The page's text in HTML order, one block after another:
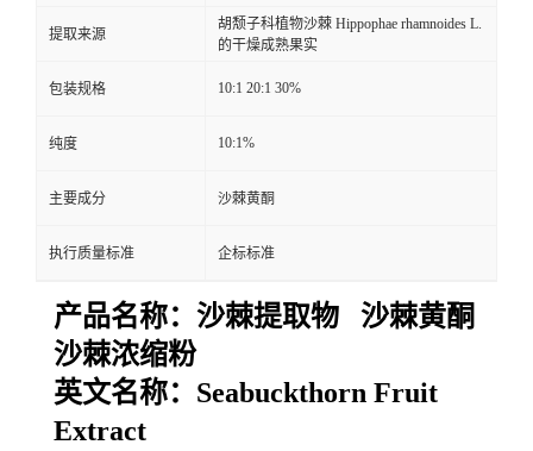
提取来源
胡颓子科植物沙棘 Hippophae rhamnoides L.
的干燥成熟果实
包装规格 10:1 20:1 30%
纯度 10:1%
主要成分 沙棘黄酮
执行质量标准 企标标准
产品名称： 沙棘提取物 沙棘黄酮
沙棘浓缩粉
英文名称： Seabuckthorn Fruit
Extract